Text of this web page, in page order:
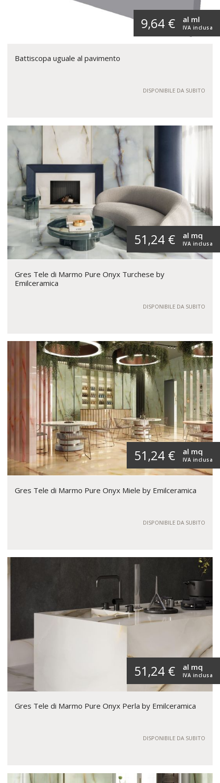
9,64 € IVA inclusa
al ml
Battiscopa uguale al pavimento
DISPONIBILE DA SUBITO
51,24 € IVA inclusa
al mq
Gres Tele di Marmo Pure Onyx Turchese by
Emilceramica
DISPONIBILE DA SUBITO
51,24 € IVA inclusa
al mq
Gres Tele di Marmo Pure Onyx Miele by Emilceramica
DISPONIBILE DA SUBITO
51,24 € IVA inclusa
al mq
Gres Tele di Marmo Pure Onyx Perla by Emilceramica
DISPONIBILE DA SUBITO